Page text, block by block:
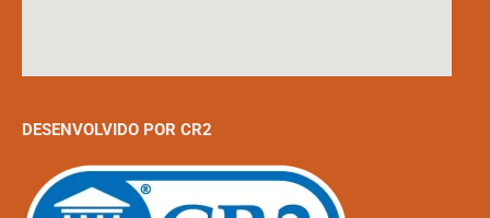
DESENVOLVIDO POR CR2